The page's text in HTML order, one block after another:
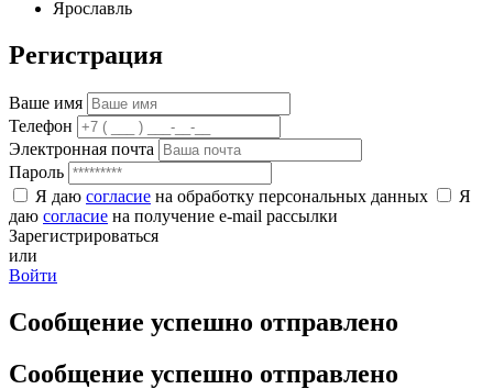
Ярославль
Регистрация
Ваше имя
Телефон
Электронная почта
Пароль
Я даю согласие на обработку персональных данных
Я
даю согласие на получение e-mail рассылки
Зарегистрироваться
или
Войти
Сообщение успешно отправлено
Сообщение успешно отправлено